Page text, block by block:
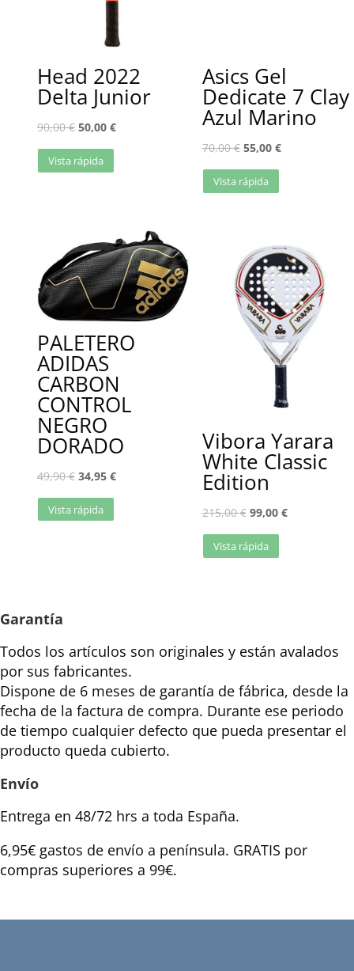
Head 2022
Delta Junior
90,00€ 50,00 €
Vista rápida
Asics Gel
Dedicate 7 Clay
Azul Marino
70,00€ 55,00 €
Vista rápida
PALETERO
ADIDAS
CARBON
CONTROL
NEGRO
DORADO
49,90€ 34,95 €
Vista rápida
Vibora Yarara
White Classic
Edition
215,00€ 99,00 €
Vista rápida
Garantía
Todos los artículos son originales y están avalados
por sus fabricantes.
Dispone de 6 meses de garantía de fábrica, desde la
fecha de la factura de compra. Durante ese periodo
de tiempo cualquier defecto que pueda presentar el
producto queda cubierto.
Envío
Entrega en 48/72 hrs a toda España.
6,95€ gastos de envío a península. GRATIS por
compras superiores a 99€.